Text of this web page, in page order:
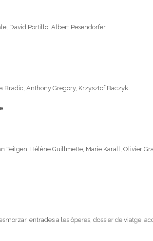
David Portillo, Albert Pesendorfer
Bradic, Anthony Gregory, Krzysztof Baczyk
Teitgen, Hélène Guillmette, Marie Karall, Olivier
entrades a les òperes, dossier de viatge,